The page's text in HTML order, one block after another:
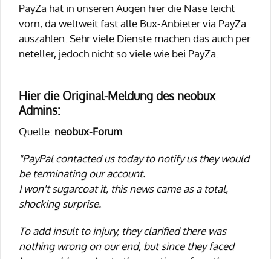
PayZa hat in unseren Augen hier die Nase leicht
vorn, da weltweit fast alle Bux-Anbieter via PayZa
auszahlen. Sehr viele Dienste machen das auch per
neteller, jedoch nicht so viele wie bei PayZa.
Hier die Original-Meldung des neobux
Admins:
Quelle: neobux-Forum
"PayPal contacted us today to notify us they would
be terminating our account.
I won't sugarcoat it, this news came as a total,
shocking surprise.
To add insult to injury, they clarified there was
nothing wrong on our end, but since they faced